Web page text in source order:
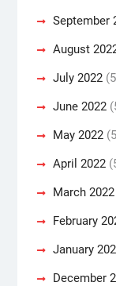
September
August
July 2022
June 2022
May 2022
April 2022
March 2022
February
January
December